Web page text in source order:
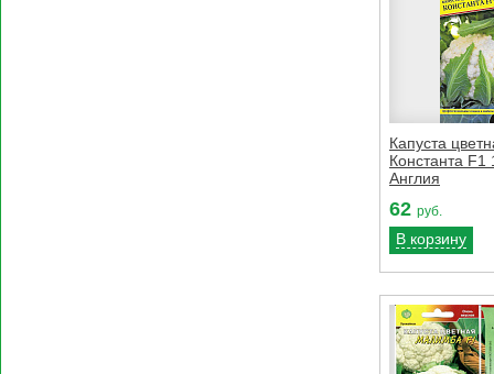
Капуста
Константа F1
Англия
62 руб.
В корзину